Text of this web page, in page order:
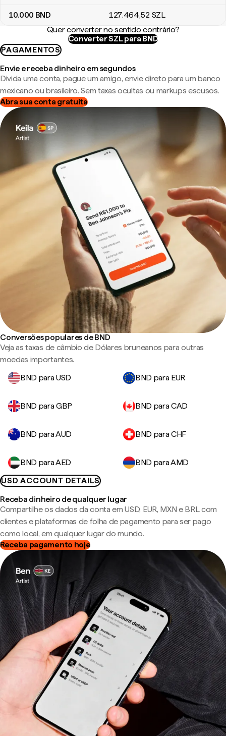
10.000 BND 127.464,52 SZL
Quer converter no sentido contrário?
Converter SZL para BND
PAGAMENTOS
Envie e receba dinheiro em segundos
Divida uma conta, pague um amigo, envie direto para um banco
mexicano ou brasileiro. Sem taxas ocultas ou markups escusos.
Abra sua conta gratuita
Conversões populares de BND
Veja as taxas de câmbio de Dólares bruneanos para outras
moedas importantes.
BND para USD
BND para EUR
BND para GBP BND para CAD
BND para AUD BND para CHF
BND para AED
BND para AMD
USD ACCOUNT DETAILS
Receba dinheiro de qualquer lugar
Compartilhe os dados da conta em USD, EUR, MXN e BRL com
clientes e plataformas de folha de pagamento para ser pago
como local, em qualquer lugar do mundo.
Receba pagamento hoje